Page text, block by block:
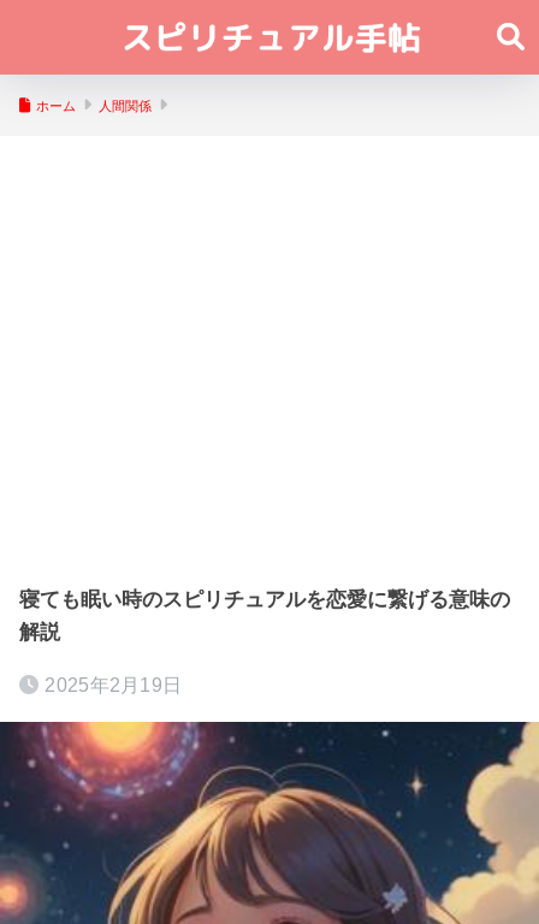
ホーム 人間関係
寝ても眠い時のスピリチュアルを恋愛に繋げる意味の
解説
2025年2月19日